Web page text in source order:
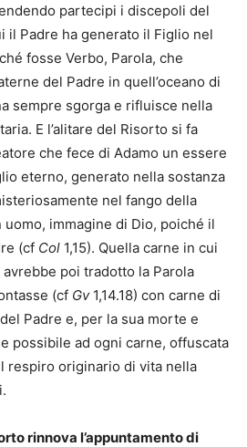
partecipi i discepoli del
il Padre ha generato il Figlio nel
fosse Verbo, Parola, che
del Padre in quell’oceano di
sempre sgorga e rifluisce nella
E l’alitare del Risorto si fa
che fece di Adamo un essere
eterno, generato nella sostanza
nel fango della
immagine di Dio, poiché il
(cf Col 1,15). Quella carne in cui
poi tradotto la Parola
(cf Gv1,14.18) con carne di
Padre e, per la sua morte e
possibile ad ogni carne, offuscata
respiro originario di vita nella
rinnova l’appuntamento di